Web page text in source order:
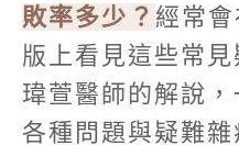
敗率多少？ 經常
版上看見這些常
瑋萱醫師的解說
各種問題與疑難雜